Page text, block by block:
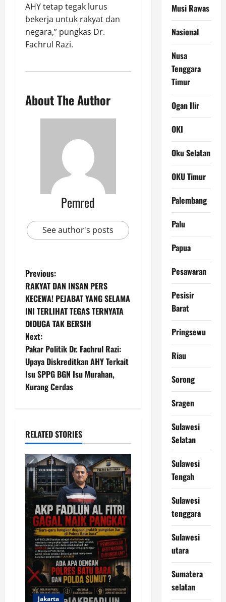
AHY tetap tegak lurus
bekerja untuk rakyat dan
negara,” pungkas Dr.
Fachrul Razi.
About The Author
Pemred
See author's posts
P
o
s
t
n
a
i
g
a
t
i
o
n
Previous:
RAKYAT DAN INSAN PERS
KECEWA! PEJABAT YANG SELAMA
INI TERLIHAT TEGAS TERNYATA
DIDUGA TAK BERSIH
Next:
Pakar Politik Dr. Fachrul Razi:
Upaya Diskreditkan AHY Terkait
Isu SPPG BGN Isu Murahan,
Kurang Cerdas
RELATED STORIES
Jakarta
Musi Rawas
Nasional
Nusa
Tenggara
Timur
Ogan Ilir
OKI
Oku Selatan
OKU Timur
Palembang
Palu
Papua
Pesawaran
Pesisir
Barat
Pringsewu
Riau
Sorong
Sragen
Sulawesi
Selatan
Sulawesi
Tengah
Sulawesi
tenggara
Sulawesi
utara
Sumatera
selatan